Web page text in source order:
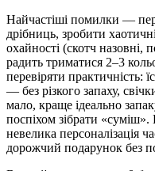
Найчастіші помилки —
дрібниць, зробити
охайності (скотч назовні,
радить триматися 2–3
перевіряти практичність:
— без різкого запаху,
мало, краще ідеально
поспіхом зібрати
невелика персоналізація
дорожчий подарунок без